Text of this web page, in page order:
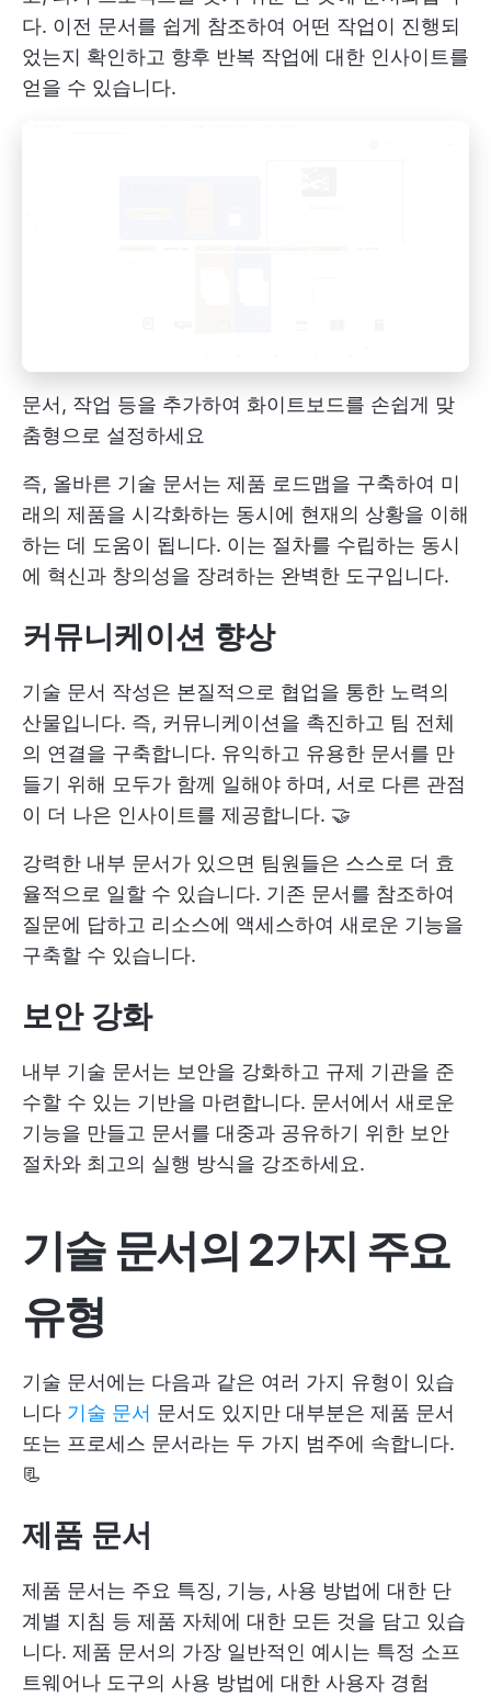
다. 이전 문서를 쉽게 참조하여 어떤 작업이 진행되
었는지 확인하고 향후 반복 작업에 대한 인사이트를
얻을 수 있습니다.
문서, 작업 등을 추가하여 화이트보드를 손쉽게 맞
춤형으로 설정하세요
즉, 올바른 기술 문서는 제품 로드맵을 구축하여 미
래의 제품을 시각화하는 동시에 현재의 상황을 이해
하는 데 도움이 됩니다. 이는 절차를 수립하는 동시
에 혁신과 창의성을 장려하는 완벽한 도구입니다.
커뮤니케이션 향상
기술 문서 작성은 본질적으로 협업을 통한 노력의
산물입니다. 즉, 커뮤니케이션을 촉진하고 팀 전체
의 연결을 구축합니다. 유익하고 유용한 문서를 만
들기 위해 모두가 함께 일해야 하며, 서로 다른 관점
이 더 나은 인사이트를 제공합니다. 🤝
강력한 내부 문서가 있으면 팀원들은 스스로 더 효
율적으로 일할 수 있습니다. 기존 문서를 참조하여
질문에 답하고 리소스에 액세스하여 새로운 기능을
구축할 수 있습니다.
보안 강화
내부 기술 문서는 보안을 강화하고 규제 기관을 준
수할 수 있는 기반을 마련합니다. 문서에서 새로운
기능을 만들고 문서를 대중과 공유하기 위한 보안
절차와 최고의 실행 방식을 강조하세요.
기술 문서의 2가지 주요
유형
기술 문서에는 다음과 같은 여러 가지 유형이 있습
니다 기술 문서 문서도 있지만 대부분은 제품 문서
또는 프로세스 문서라는 두 가지 범주에 속합니다.
📃
제품 문서
제품 문서는 주요 특징, 기능, 사용 방법에 대한 단
계별 지침 등 제품 자체에 대한 모든 것을 담고 있습
니다. 제품 문서의 가장 일반적인 예시는 특정 소프
트웨어나 도구의 사용 방법에 대한 사용자 경험